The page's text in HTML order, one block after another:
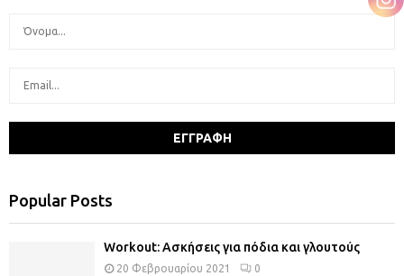
Popular Posts
Workout: Ασκήσεις για πόδια και γλουτούς
20 Φεβρουαρίου 2021 0